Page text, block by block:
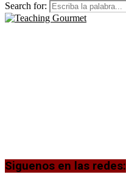
Search for:
Siguenos en las redes: